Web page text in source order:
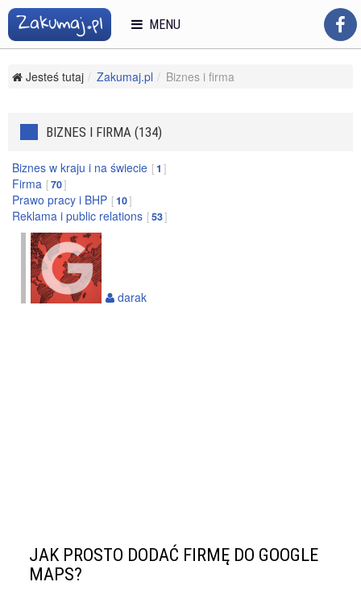
Jesteś tutaj Zakumaj.pl Biznes i firma
BIZNES I FIRMA (134)
Biznes w kraju i na świecie 1
Firma 70
Prawo pracy i BHP 10
Reklama i public relations 53
JAK PROSTO DODAĆ FIRMĘ DO GOOGLE
MAPS?
darak
MENU